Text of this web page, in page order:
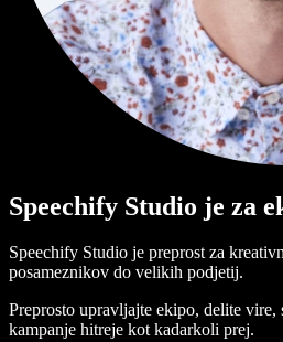
Speechify Studio je za
Speechify Studio je preprost za
posameznikov do velikih podjetij.
Preprosto upravljajte ekipo, delite vire,
kampanje hitreje kot kadarkoli prej.